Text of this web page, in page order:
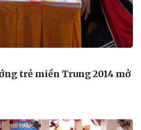
trẻ miền Trung 2014 mở